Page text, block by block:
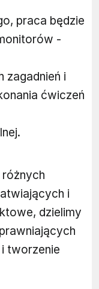
praca będzie
-
zagadnień i
ćwiczeń
i
dzielimy
tworzenie